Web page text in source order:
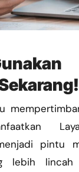
pintu
lebih lincah